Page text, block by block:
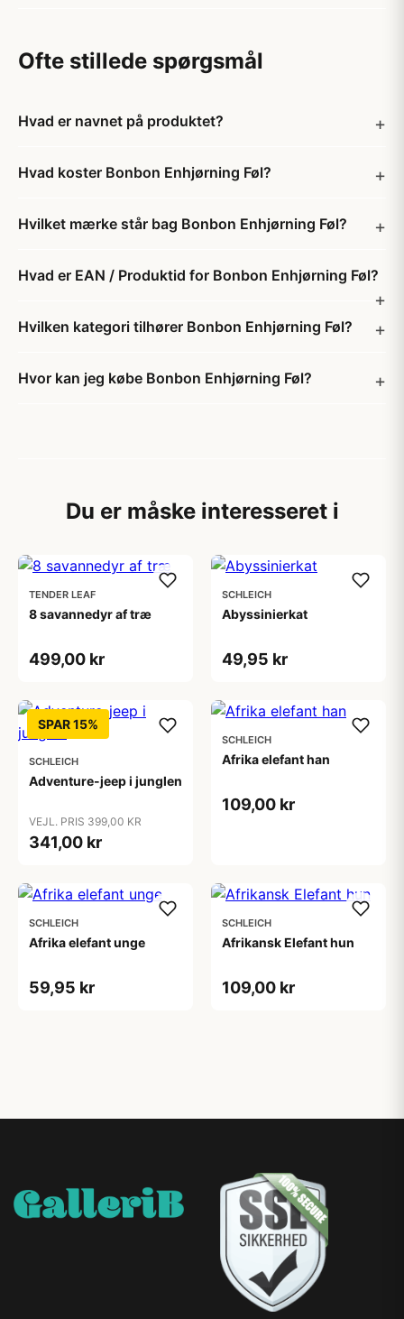
Ofte stillede spørgsmål
Hvad er navnet på produktet?
Hvad koster Bonbon Enhjørning Føl?
Hvilket mærke står bag Bonbon Enhjørning Føl?
Hvad er EAN / Produktid for Bonbon Enhjørning Føl?
Hvilken kategori tilhører Bonbon Enhjørning Føl?
Hvor kan jeg købe Bonbon Enhjørning Føl?
Du er måske interesseret i
TENDER LEAF
8 savannedyr af træ
499,00 kr
SCHLEICH
Abyssinierkat
49,95 kr
SPAR 15%
SCHLEICH
Adventure-jeep i junglen
VEJL. PRIS 399,00 KR
341,00 kr
SCHLEICH
Afrika elefant han
109,00 kr
SCHLEICH
Afrika elefant unge
59,95 kr
SCHLEICH
Afrikansk Elefant hun
109,00 kr